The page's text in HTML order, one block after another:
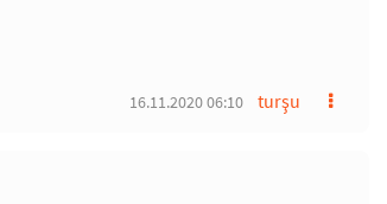
turşu
16.11.2020 06:10